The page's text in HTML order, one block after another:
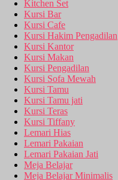
Kitchen Set
Kursi Bar
Kursi Cafe
Kursi Hakim Pengadilan
Kursi Kantor
Kursi Makan
Kursi Pengadilan
Kursi Sofa Mewah
Kursi Tamu
Kursi Tamu jati
Kursi Teras
Kursi Tiffany
Lemari Hias
Lemari Pakaian
Lemari Pakaian Jati
Meja Belajar
Meja Belajar Minimalis